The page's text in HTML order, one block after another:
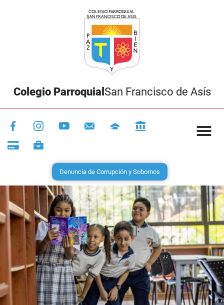
Colegio Parroquial San Francisco de Asís
Denuncia de Corrupción y Sobornos